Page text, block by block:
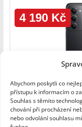
Abychom poskytli co
přístupu k informacím o
Souhlas s těmito
chování při procházení
nebo odvolání souhlasu